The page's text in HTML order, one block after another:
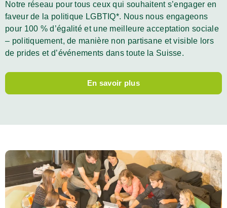
Notre réseau pour tous ceux qui souhaitent s’engager en
faveur de la politique LGBTIQ*. Nous nous engageons
pour 100 % d’égalité et une meilleure acceptation sociale
– politiquement, de manière non partisane et visible lors
de prides et d’événements dans toute la Suisse.
En savoir plus